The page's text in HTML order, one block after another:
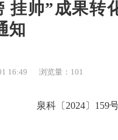
挂帅”成果转
知
16:49 浏览量： 101
泉科〔2024〕159